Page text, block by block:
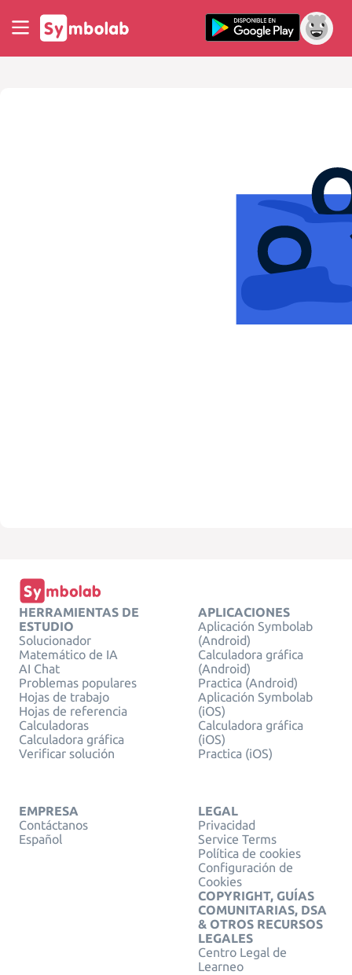
HERRAMIENTAS DE
ESTUDIO
Solucionador
Matemático de IA
AI Chat
Problemas populares
Hojas de trabajo
Hojas de referencia
Calculadoras
Calculadora gráfica
Verificar solución
APLICACIONES
Aplicación Symbolab
(Android)
Calculadora gráfica
(Android)
Practica (Android)
Aplicación Symbolab
(iOS)
Calculadora gráfica
(iOS)
Practica (iOS)
EMPRESA
Contáctanos
Español
LEGAL
Privacidad
Service Terms
Política de cookies
Configuración de
Cookies
COPYRIGHT, GUÍAS
COMUNITARIAS, DSA
& OTROS RECURSOS
LEGALES
Centro Legal de
Learneo